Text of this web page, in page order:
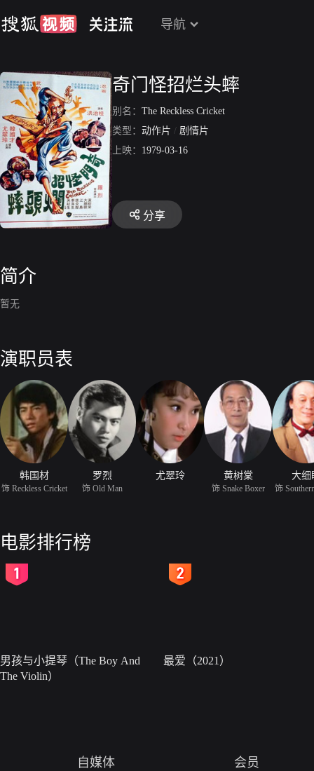
导航
奇门怪招烂头蟀
别名： The Reckless Cricket
类型： 动作片 / 剧情片
上映： 1979-03-16
分享
简介
暂无
演职员表
韩国材
饰 Reckless Cricket
罗烈
饰 Old Man
尤翠玲 黄树棠
饰 Snake Boxer
大细
饰
电影排行榜
男孩与小提琴（The Boy And
The Violin）
最爱（2021）
自媒体 会员